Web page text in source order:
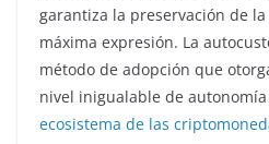
garantiza la preservación de
máxima expresión. La
método de adopción que
nivel inigualable de
ecosistema de las